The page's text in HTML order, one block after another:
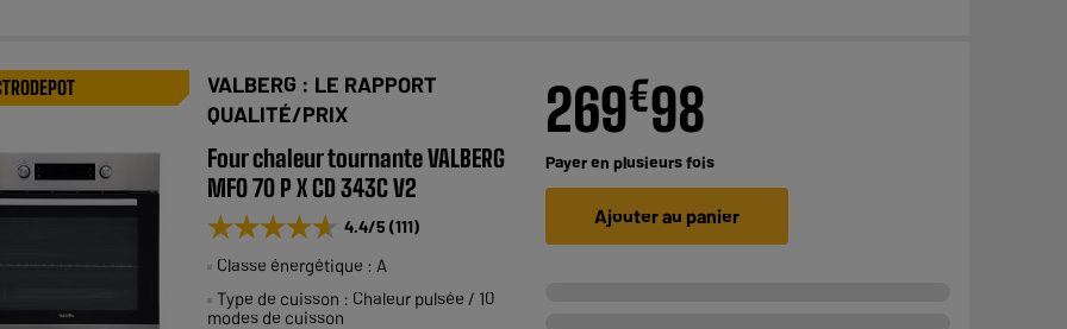
VALBERG : LE RAPPORT
QUALITÉ/PRIX
Four chaleur tournante VALBERG
MFO 70 P X CD 343C V2
★★★★★
★★★★★ 4.4/5 (111)
Classe énergétique : A
Type de cuisson : Chaleur pulsée / 10
modes de cuisson
269€98
Payer en plusieurs fois
Ajouter au panier